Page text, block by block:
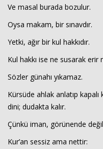
Ve masal burada bozulur.
Oysa makam, bir sınavdır.
Yetki, ağır bir kul hakkıdır.
Kul hakkı ise ne susarak erir
Sözler günahı yıkamaz.
Kürsüde ahlak anlatıp
dini; dudakta kalır.
Çünkü iman, görünende
Kur’an sessiz ama nettir: